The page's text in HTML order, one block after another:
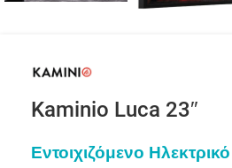
Kaminio Luca 23″
Εντοιχιζόμενο